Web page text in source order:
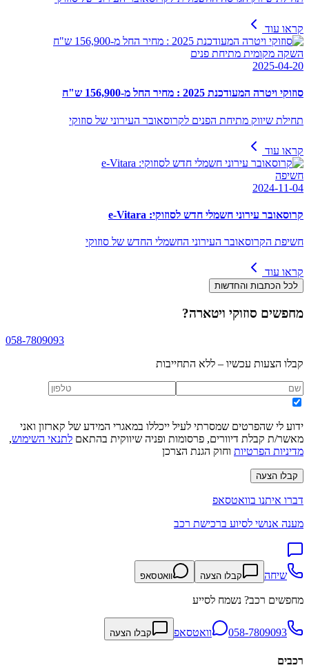
קראו עוד
השקה מקומית מתיחת פנים
2025-04-20
סוזוקי ויטרה המעודכנת 2025 : מחיר החל מ-156,900 ש"ח
תחילת שיווק מתיחת הפנים לקרוסאובר העירוני של סוזוקי
קראו עוד
חשיפה
2024-11-04
קרוסאובר עירוני חשמלי חדש לסוזוקי: e-Vitara
חשיפת הקרוסאובר העירוני החשמלי החדש של סוזוקי
קראו עוד
לכל הכתבות והחדשות
מחפשים סוזוקי ויטארה?
058-7809093
קבלו הצעות עכשיו – ללא התחייבות
ידוע לי שהפרטים שמסרתי לעיל ייכללו במאגרי המידע של קארזון ואני
מאשר/ת קבלת דיוורים, פרסומות ופניה שיווקית בהתאם לתנאי השימוש,
מדיניות הפרטיות וחוק הגנת הצרכן
קבלו הצעה
דברו איתנו בוואטסאפ
מענה אנושי לסיוע ברכישת רכב
שיחה קבלו הצעה וואטסאפ
מחפשים רכב? נשמח לסייע
058-7809093 וואטסאפ קבלו הצעה
רכבים